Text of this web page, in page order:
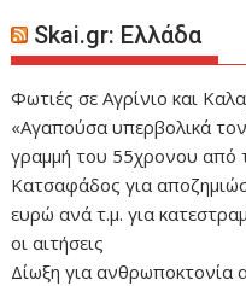
Skai.gr: Ελλάδα
Φωτιές σε Αγρίνιο και
«Αγαπούσα υπερβολικά
γραμμή του 55χρονου
Κατσαφάδος για
ευρώ ανά τ.μ. για
οι αιτήσεις
Δίωξη για